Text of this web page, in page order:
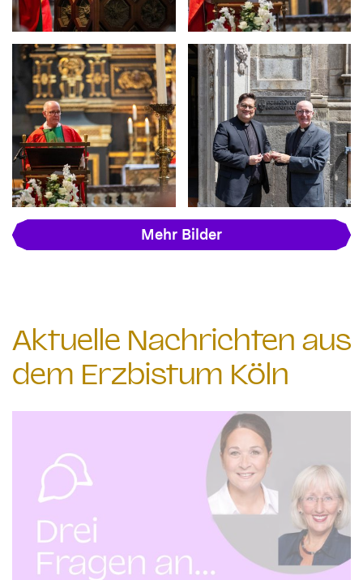
Mehr Bilder
Aktuelle Nachrichten aus
dem Erzbistum Köln